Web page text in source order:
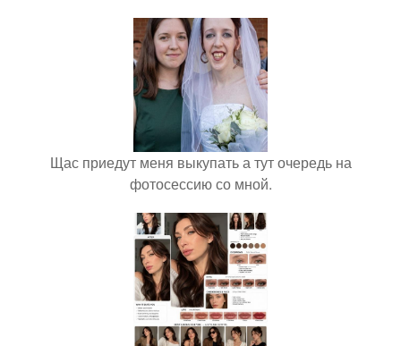
Щас приедут меня выкупать а тут очередь на
фотосессию со мной.